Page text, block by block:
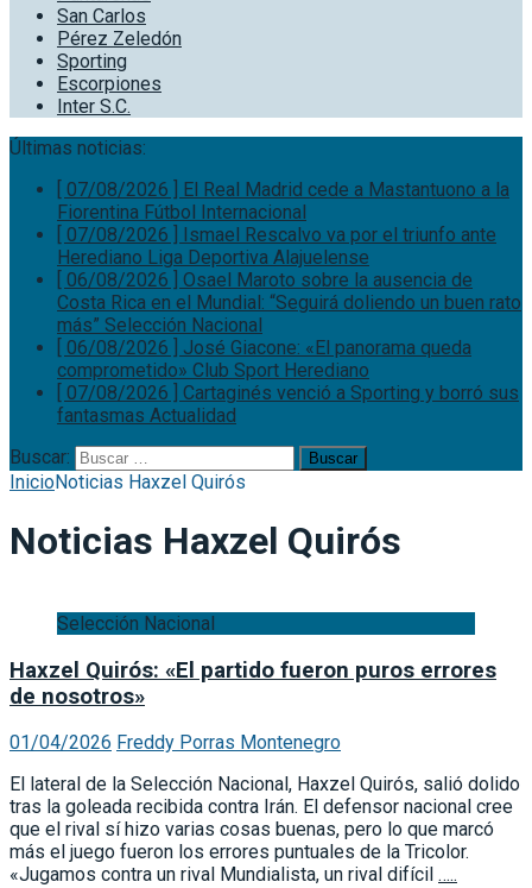
San Carlos
Pérez Zeledón
Sporting
Escorpiones
Inter S.C.
Últimas noticias:
[ 07/08/2026 ] El Real Madrid cede a Mastantuono a la
Fiorentina Fútbol Internacional
[ 07/08/2026 ] Ismael Rescalvo va por el triunfo ante
Herediano Liga Deportiva Alajuelense
[ 06/08/2026 ] Osael Maroto sobre la ausencia de
Costa Rica en el Mundial: “Seguirá doliendo un buen rato
más” Selección Nacional
[ 06/08/2026 ] José Giacone: «El panorama queda
comprometido» Club Sport Herediano
[ 07/08/2026 ] Cartaginés venció a Sporting y borró sus
fantasmas Actualidad
Buscar:
InicioNoticias Haxzel Quirós
Noticias Haxzel Quirós
Selección Nacional
Haxzel Quirós: «El partido fueron puros errores
de nosotros»
01/04/2026 Freddy Porras Montenegro
El lateral de la Selección Nacional, Haxzel Quirós, salió dolido
tras la goleada recibida contra Irán. El defensor nacional cree
que el rival sí hizo varias cosas buenas, pero lo que marcó
más el juego fueron los errores puntuales de la Tricolor.
«Jugamos contra un rival Mundialista, un rival difícil …..